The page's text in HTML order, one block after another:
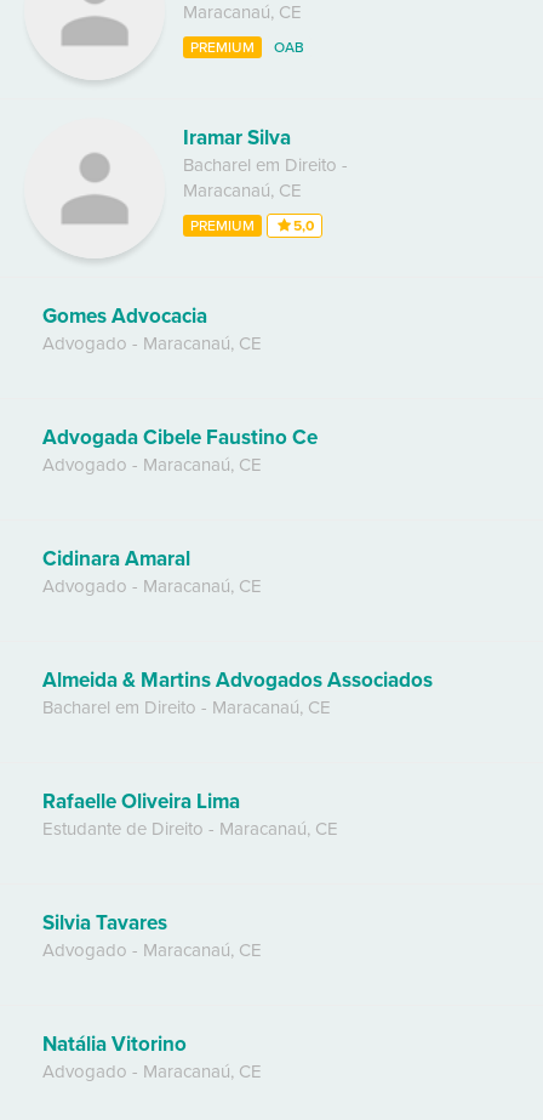
Maracanaú, CE
PREMIUM OAB
Iramar Silva
Bacharel em Direito -
Maracanaú, CE
PREMIUM 5,0
Gomes Advocacia
Advogado - Maracanaú, CE
Advogada Cibele Faustino Ce
Advogado - Maracanaú, CE
Cidinara Amaral
Advogado - Maracanaú, CE
Almeida & Martins Advogados Associados
Bacharel em Direito - Maracanaú, CE
Rafaelle Oliveira Lima
Estudante de Direito - Maracanaú, CE
Silvia Tavares
Advogado - Maracanaú, CE
Natália Vitorino
Advogado - Maracanaú, CE